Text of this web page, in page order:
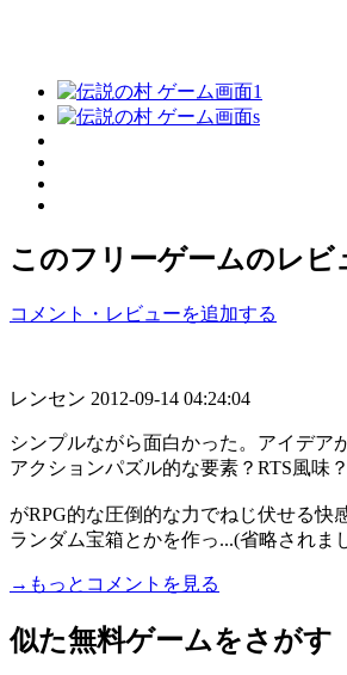
このフリーゲームのレビ
コメント・レビューを追加する
レンセン 2012-09-14 04:24:04
シンプルながら面白かった。アイデア
アクションパズル的な要素？RTS風味
がRPG的な圧倒的な力でねじ伏せる快
ランダム宝箱とかを作っ...(省略されま
→もっとコメントを見る
似た無料ゲームをさがす